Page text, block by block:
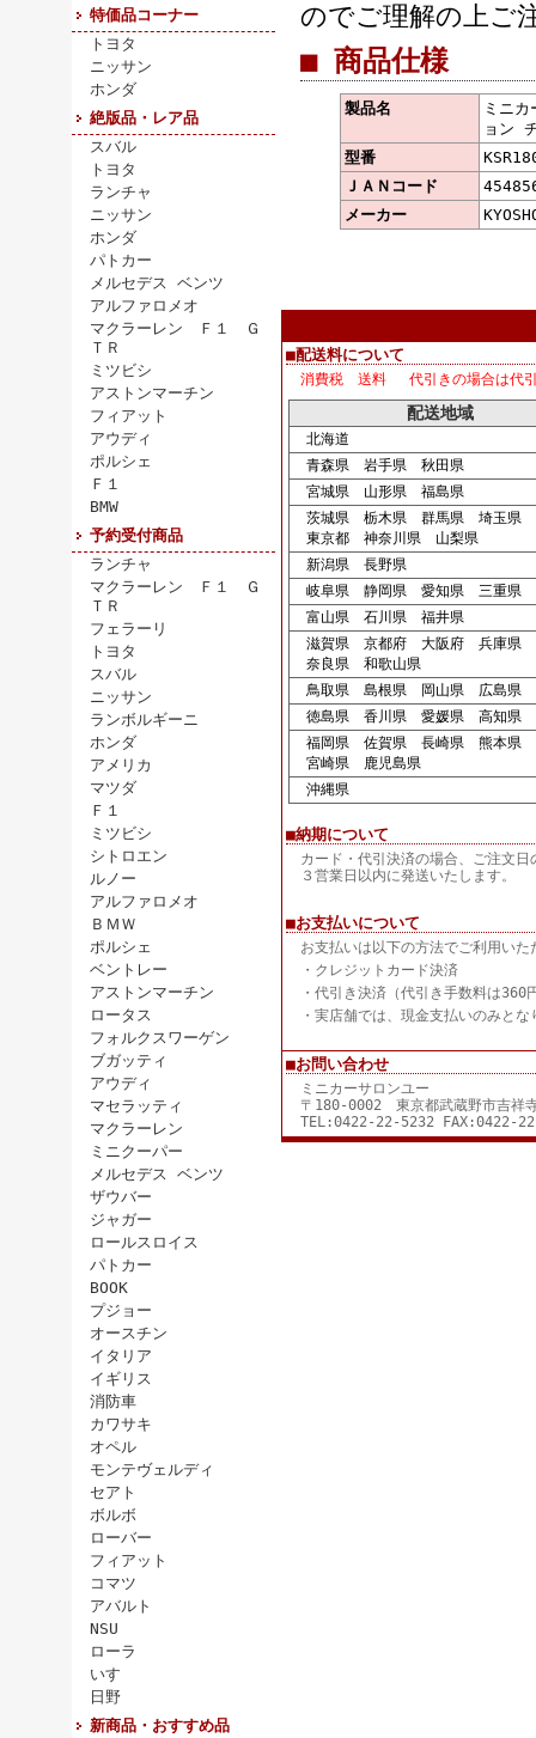
特価品コーナー
トヨタ
ニッサン
ホンダ
絶版品・レア品
スバル
トヨタ
ランチャ
ニッサン
ホンダ
パトカー
メルセデス ベンツ
アルファロメオ
マクラーレン Ｆ１ Ｇ
ＴＲ
ミツビシ
アストンマーチン
フィアット
アウディ
ポルシェ
Ｆ１
BMW
予約受付商品
ランチャ
マクラーレン Ｆ１ Ｇ
ＴＲ
フェラーリ
トヨタ
スバル
ニッサン
ランボルギーニ
ホンダ
アメリカ
マツダ
Ｆ１
ミツビシ
シトロエン
ルノー
アルファロメオ
ＢＭＷ
ポルシェ
ベントレー
アストンマーチン
ロータス
フォルクスワーゲン
ブガッティ
アウディ
マセラッティ
マクラーレン
ミニクーパー
メルセデス ベンツ
ザウバー
ジャガー
ロールスロイス
パトカー
BOOK
プジョー
オースチン
イタリア
イギリス
消防車
カワサキ
オペル
モンテヴェルディ
セアト
ボルボ
ローバー
フィアット
コマツ
アバルト
NSU
ローラ
いすゞ
日野
新商品・おすすめ品
のでご理解の上ご
■ 商品仕様
製品名
ミニ
ョン
型番
ＪＡＮコード
メーカー
■配送料について
消費税 送料 代引きの場合は代引
配送地域
北海道
青森県 岩手県 秋田県
宮城県 山形県 福島県
茨城県 栃木県 群馬県 埼玉県
東京都 神奈川県 山梨県
新潟県 長野県
岐阜県 静岡県 愛知県 三重県
富山県 石川県 福井県
滋賀県 京都府 大阪府 兵庫県
奈良県 和歌山県
鳥取県 島根県 岡山県 広島県
徳島県 香川県 愛媛県 高知県
福岡県 佐賀県 長崎県 熊本県
宮崎県 鹿児島県
沖縄県
■納期について
カード・代引決済の場合、ご注文日
３営業日以内に発送いたします。
■お支払いについて
お支払いは以下の方法でご利用いた
・クレジットカード決済
・代引き決済（代引き手数料は360
・実店舗では、現金支払いのみとな
■お問い合わせ
ミニカーサロンユー
〒180-0002 東京都武蔵野市吉祥
TEL:0422-22-5232 FAX:0422-